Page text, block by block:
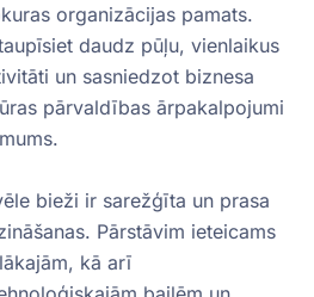
organizācijas pamats.
daudz pūļu, vienlaikus
un sasniedzot biznesa
pārvaldības ārpakalpojumi
bieži ir sarežģīta un prasa
Pārstāvim ieteicams
kā arī